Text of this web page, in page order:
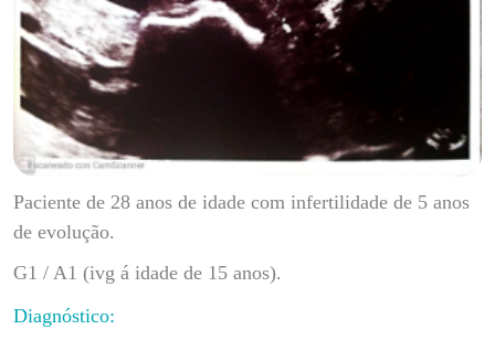
Paciente de 28 anos de idade com infertilidade de 5 anos
de evolução.
G1 / A1 (ivg á idade de 15 anos).
Diagnóstico: